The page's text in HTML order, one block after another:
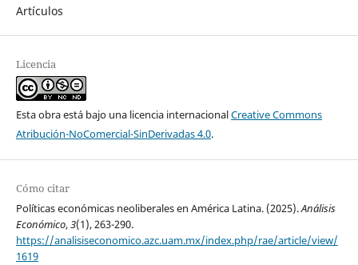
Artículos
Licencia
Esta obra está bajo una licencia internacionalCreative Commons
Atribución-NoComercial-SinDerivadas 4.0.
Cómo citar
Políticas económicas neoliberales en América Latina. (2025).Análisis
Económico,3(1), 263-290.
https://analisiseconomico.azc.uam.mx/index.php/rae/article/view/
1619